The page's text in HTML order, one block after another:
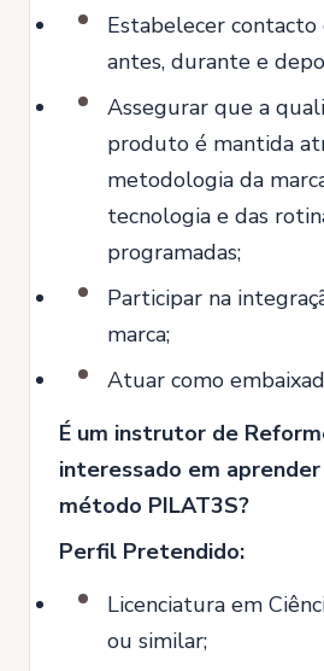
Estabelecer contacto
antes, durante e
Assegurar que a
produto é mantida
metodologia da
tecnologia e das
programadas;
Participar na
marca;
Atuar como
É um instrutor de
interessado em
método PILAT3S?
Perfil Pretendido:
Licenciatura em
ou similar;